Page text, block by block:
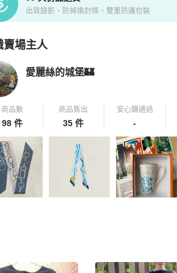
出貨錄影、防掉換封條、雙重防護包裝
賣場主人
拍拍圈嚴選賣家
愛麗絲的城堡🏰
商品數
98 件
商品售出
35 件
安心購通過
-